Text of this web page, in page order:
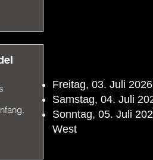
Freitag, 03. Juli
Samstag, 04. Juli
Sonntag, 05. Juli
West